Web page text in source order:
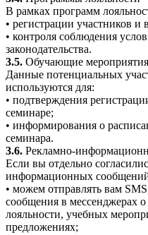
В рамках программ
• регистрации участников и
• контроля соблюдения
законодательства.
3.5. Обучающие мероприятия
Данные потенциальных
используются для:
• подтверждения
семинаре;
• информирования о
семинара.
3.6. Рекламно-
Если вы отдельно
информационных
• можем отправлять вам
сообщения в мессенджерах
лояльности, учебных
предложениях;